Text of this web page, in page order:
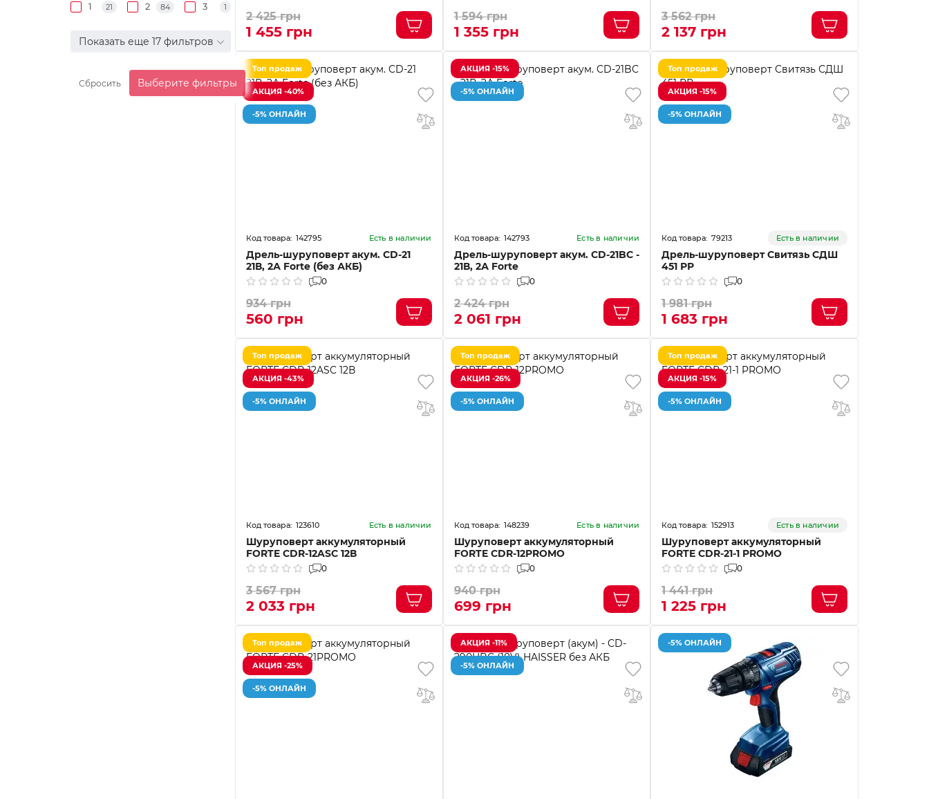
1 21 2 84 3 1
Показать еще 17 фильтров
Сбросить Выберите фильтры
2 425 грн
1 455 грн
1 594 грн
1 355 грн
3 562 грн
2 137 грн
Топ продаж
АКЦИЯ -40%
-5% ОНЛАЙН
142795 Есть в наличии
Дрель-шуруповерт акум. CD-21
21В, 2А Forte (без АКБ)
0
934 грн
560 грн
АКЦИЯ -15%
-5% ОНЛАЙН
142793 Есть в наличии
Дрель-шуруповерт акум. CD-21BC -
21В, 2А Forte
0
2 424 грн
2 061 грн
Топ продаж
АКЦИЯ -15%
-5% ОНЛАЙН
79213 Есть в наличии
Дрель-шуруповерт Свитязь СДШ
451 РР
0
1 981 грн
1 683 грн
Топ продаж
АКЦИЯ -43%
-5% ОНЛАЙН
123610 Есть в наличии
Шуруповерт аккумуляторный
FORTE CDR-12ASC 12В
0
3 567 грн
2 033 грн
Топ продаж
АКЦИЯ -26%
-5% ОНЛАЙН
148239 Есть в наличии
Шуруповерт аккумуляторный
FORTE CDR-12PROMО
0
940 грн
699 грн
Топ продаж
АКЦИЯ -15%
-5% ОНЛАЙН
152913 Есть в наличии
Шуруповерт аккумуляторный
FORTE CDR-21-1 PROMO
0
1 441 грн
1 225 грн
Топ продаж
АКЦИЯ -25%
-5% ОНЛАЙН
АКЦИЯ -11%
-5% ОНЛАЙН
-5% ОНЛАЙН